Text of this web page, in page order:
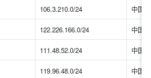
106.3.210.0/24 中国
122.226.166.0/24 中国
111.48.52.0/24 中国
119.96.48.0/24 中国